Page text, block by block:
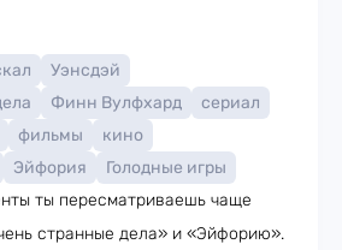
Уэнсдэй
Финн Вулфхард
сериал
фильмы
кино
Эйфория
Голодные игры
ты пересматриваешь чаще
странные дела» и «Эйфорию».